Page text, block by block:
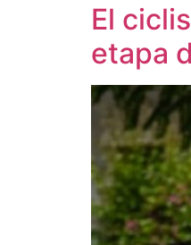
El
etapa